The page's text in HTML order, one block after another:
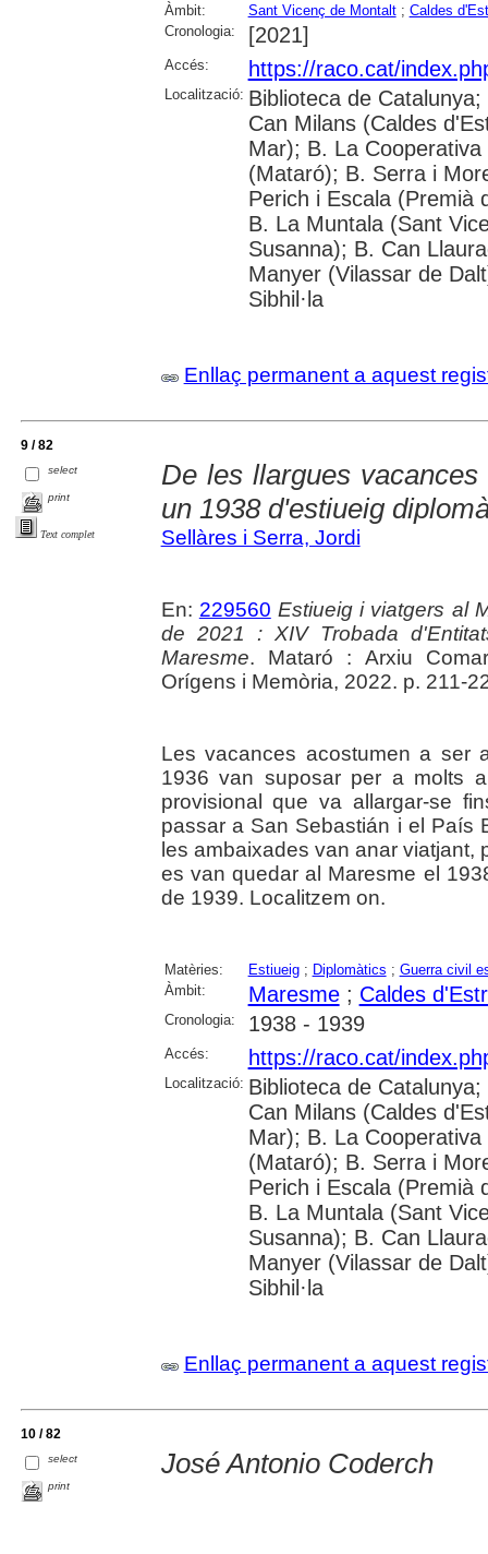
Àmbit: Sant Vicenç de Montalt; Caldes
Cronologia:
[2021]
Accés: https://raco.cat/
Localització: Biblioteca de
Can Milans (Caldes
Mar); B. La
(Mataró); B. Serra i
Perich i Escala (Premià
B. La Muntala (Sant
Susanna); B. Can
Manyer (Vilassar de
Sibhil·la
Enllaç permanent a aquest
9 / 82
select
print
Text complet
De les llargues
un 1938 d'estiueig
Sellàres i Serra, Jordi
En: 229560 Estiueig i viatgers al
de 2021 : XIV Trobada
Maresme. Mataró : Arxiu
Orígens i Memòria, 2022. p. 211-
Les vacances acostumen a ser
1936 van suposar per a molts
provisional que va allargar-se
passar a San Sebastián i el País
les ambaixades van anar viatjant,
es van quedar al Maresme el
de 1939. Localitzem on.
Matèries: Estiueig; Diplomàtics ; Guerra civil
Àmbit:
Maresme; Caldes
Cronologia: 1938 - 1939
Accés: https://raco.cat/
Localització: Biblioteca de
Can Milans (Caldes
Mar); B. La
(Mataró); B. Serra i
Perich i Escala (Premià
B. La Muntala (Sant
Susanna); B. Can
Manyer (Vilassar de
Sibhil·la
Enllaç permanent a aquest
10 / 82
select
print
José Antonio Coderch